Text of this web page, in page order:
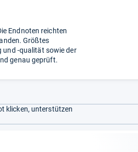
Endnoten reichten
Größtes
und -qualität sowie der
genau geprüft.
klicken, unterstützen